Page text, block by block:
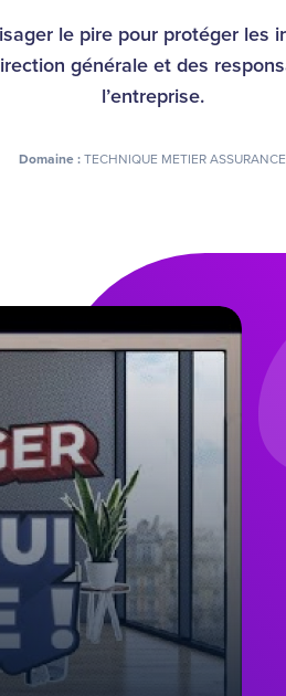
le pire pour protéger les
générale et des
l’entreprise.
Domaine : TECHNIQUE METIER ASSURANCE